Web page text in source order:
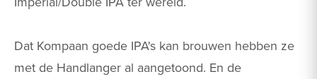
Dat Kompaan goede IPA's kan brouwen hebben ze
met de Handlanger al aangetoond. En de